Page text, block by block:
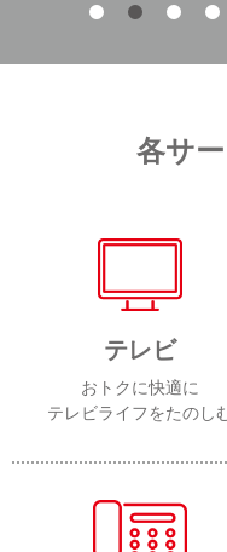
各サ
テレビ
おトクに快適に
テレビライフをたのし